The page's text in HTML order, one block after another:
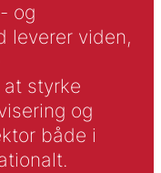
og
leverer viden,
styrke
og
både i